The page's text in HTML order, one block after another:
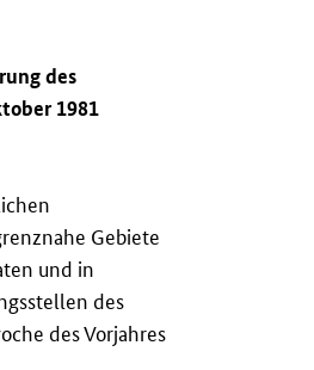
des
1981
Gebiete
und in
des
des Vorjahres